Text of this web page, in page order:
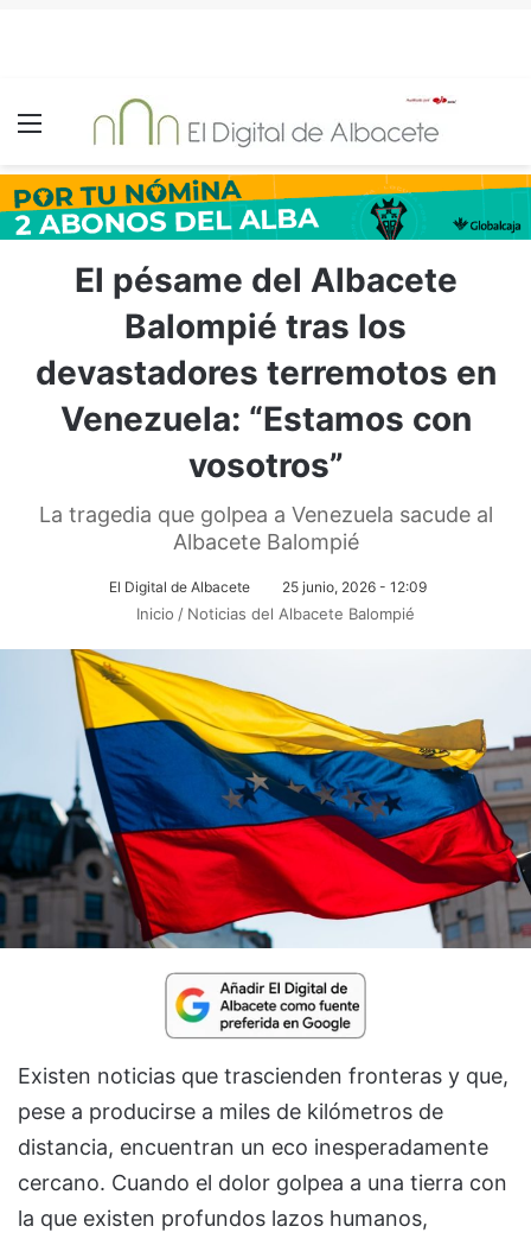
Menú
El pésame del Albacete
Balompié tras los
devastadores terremotos en
Venezuela: “Estamos con
vosotros”
La tragedia que golpea a Venezuela sacude al
Albacete Balompié
El Digital de Albacete 25 junio, 2026 - 12:09
Inicio / Noticias del Albacete Balompié
Existen noticias que trascienden fronteras y que,
pese a producirse a miles de kilómetros de
distancia, encuentran un eco inesperadamente
cercano. Cuando el dolor golpea a una tierra con
la que existen profundos lazos humanos,